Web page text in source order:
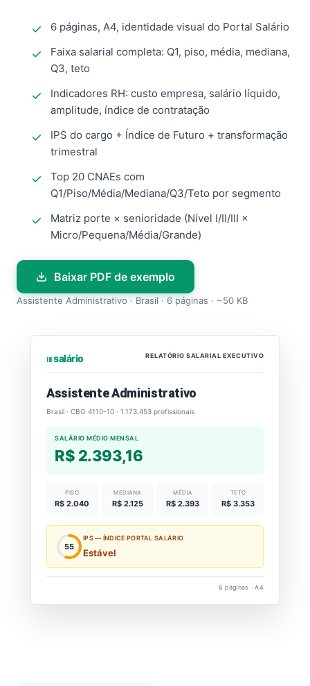
6 páginas, A4, identidade visual do Portal Salário
Faixa salarial completa: Q1, piso, média, mediana,
Q3, teto
Indicadores RH: custo empresa, salário líquido,
amplitude, índice de contratação
IPS do cargo + Índice de Futuro + transformação
trimestral
Top 20 CNAEs com
Q1/Piso/Média/Mediana/Q3/Teto por segmento
Matriz porte × senioridade (Nível I/II/III ×
Micro/Pequena/Média/Grande)
Baixar PDF de exemplo
Assistente Administrativo · Brasil · 6 páginas · ~50 KB
⏐⏐⏐ salário RELATÓRIO SALARIAL EXECUTIVO
Assistente Administrativo
Brasil · CBO 4110-10 · 1.173.453 profissionais
SALÁRIO MÉDIO MENSAL
R$ 2.393,16
PISO
R$ 2.040
MEDIANA
R$ 2.125
MÉDIA
R$ 2.393
TETO
R$ 3.353
55
IPS — ÍNDICE PORTAL SALÁRIO
Estável
6 páginas · A4